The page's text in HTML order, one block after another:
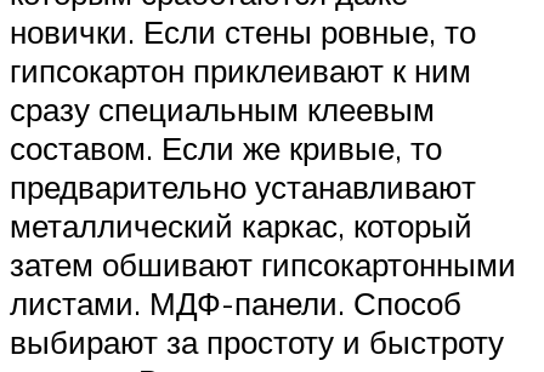
новички. Если стены ровные, то
гипсокартон приклеивают к ним
сразу специальным клеевым
составом. Если же кривые, то
предварительно устанавливают
металлический каркас, который
затем обшивают гипсокартонными
листами. МДФ-панели. Способ
выбирают за простоту и быстроту